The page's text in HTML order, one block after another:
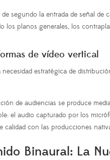
segundo la entrada de señal
los planos generales, los
de vídeo vertical
estratégica de
de audiencias se produce
el audio capturado por los
con las producciones
Binaural: La